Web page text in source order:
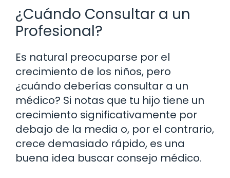
¿Cuándo Consultar a un
Profesional?
Es natural preocuparse por el
crecimiento de los niños, pero
¿cuándo deberías consultar a un
médico? Si notas que tu hijo tiene un
crecimiento significativamente por
debajo de la media o, por el contrario,
crece demasiado rápido, es una
buena idea buscar consejo médico.